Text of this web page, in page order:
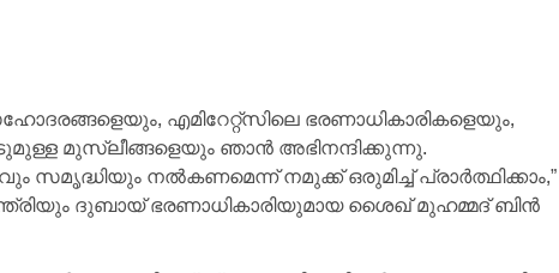
എമിറേറ്റ്‌സിലെ ഭരണാധികാരികളെയും,
മുസ്ലീങ്ങളെയും ഞാൻ അഭിനന്ദിക്കുന്നു.
നൽകണമെന്ന് നമുക്ക് ഒരുമിച്ച് പ്രാർത്ഥിക്കാം,”
ദുബായ് ഭരണാധികാരിയുമായ ശൈഖ് മുഹമ്മദ് ബിൻ